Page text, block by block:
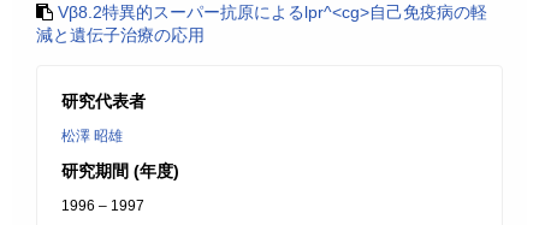
Vβ8.2特異的スーパー抗原によるlpr^<cg>自己免疫病の軽
減と遺伝子治療の応用
研究代表者
松澤 昭雄
研究期間 (年度)
1996 – 1997